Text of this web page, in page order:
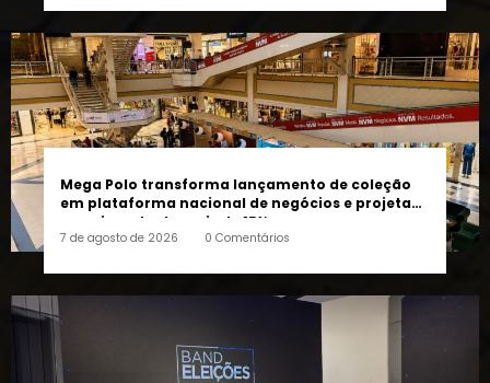
Mega Polo transforma lançamento de coleção
crescimento de mais de 15%
7 de agosto de 2026 0 Comentários